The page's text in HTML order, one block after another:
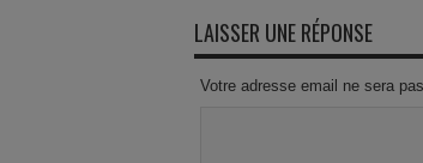
LAISSER UNE RÉPONSE
Votre adresse email ne sera